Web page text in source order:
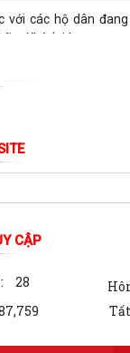
với các hộ dân
Khê (giáp...
DỰ HỘI NGHỊ
UBND ngày 31/7/
mục khu đất...
KT về viêc
CẬP
28